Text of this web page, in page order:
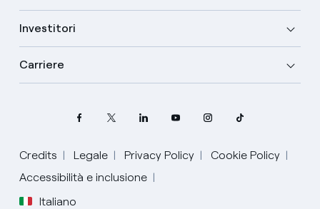
Investitori
Carriere
Credits Legale Privacy Policy
Cookie Policy
Accessibilità e inclusione
Italiano